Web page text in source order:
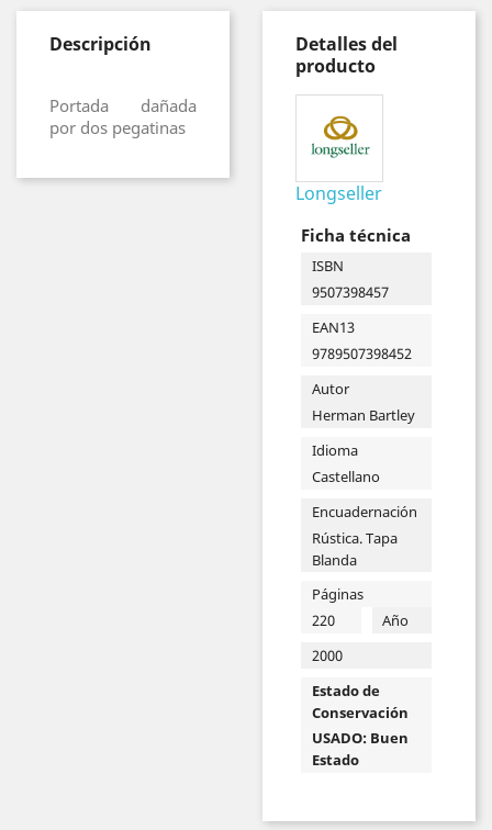
Descripción
Portada dañada
por dos pegatinas
Detalles del
producto
Longseller
Ficha técnica
ISBN
9507398457
EAN13
9789507398452
Autor
Herman Bartley
Idioma
Castellano
Encuadernación
Rústica. Tapa
Blanda
Páginas
220
Año
2000
Estado de
Conservación
USADO: Buen
Estado